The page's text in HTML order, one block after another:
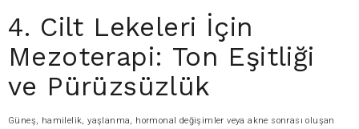
4. Cilt Lekeleri İçin
Mezoterapi: Ton Eşitliği
ve Pürüzsüzlük
Güneş, hamilelik, yaşlanma, hormonal değişimler veya akne sonrası oluşan